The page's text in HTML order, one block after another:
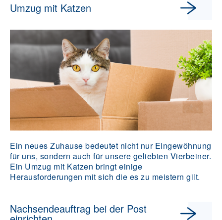
Umzug mit Katzen
Ein neues Zuhause bedeutet nicht nur Eingewöhnung
für uns, sondern auch für unsere geliebten Vierbeiner.
Ein Umzug mit Katzen bringt einige
Herausforderungen mit sich die es zu meistern gilt.
Nachsendeauftrag bei der Post